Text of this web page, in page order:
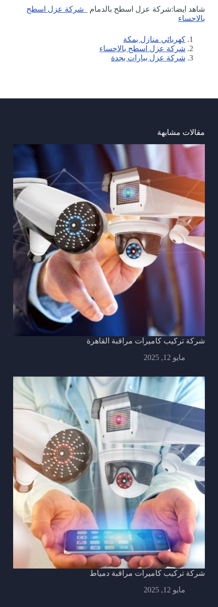
شاهد ايضا:شركة عزل اسطح بالدمام _ شركة عزل اسطح
بالاحساء
كهربائي منازل بمكة
شركة عزل اسطح بالاحساء
شركة عزل بيارات بجدة
مقالات مشابهة
شركة تركيب كاميرات مراقبة القاهرة
مايو 12, 2025
شركة تركيب كاميرات مراقبة دمياط
مايو 12, 2025